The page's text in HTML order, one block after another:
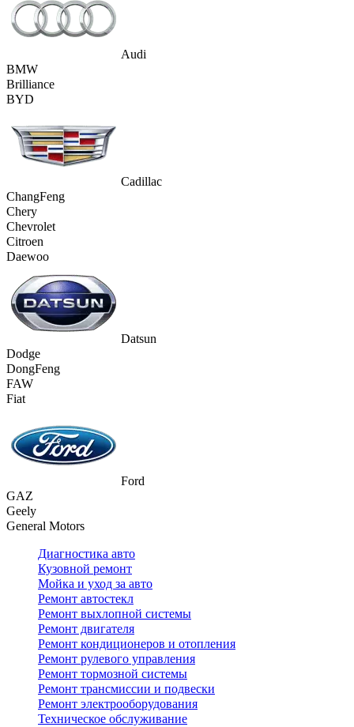
Audi
BMW
Brilliance
BYD
Cadillac
ChangFeng
Chery
Chevrolet
Citroen
Daewoo
Datsun
Dodge
DongFeng
FAW
Fiat
Ford
GAZ
Geely
General Motors
Диагностика авто
Кузовной ремонт
Мойка и уход за авто
Ремонт автостекл
Ремонт выхлопной системы
Ремонт двигателя
Ремонт кондиционеров и отопления
Ремонт рулевого управления
Ремонт тормозной системы
Ремонт трансмиссии и подвески
Ремонт электрооборудования
Техническое обслуживание